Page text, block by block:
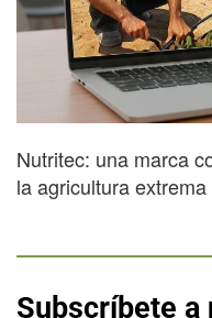
Nutritec: una marca
la agricultura extrema
Subscríbete